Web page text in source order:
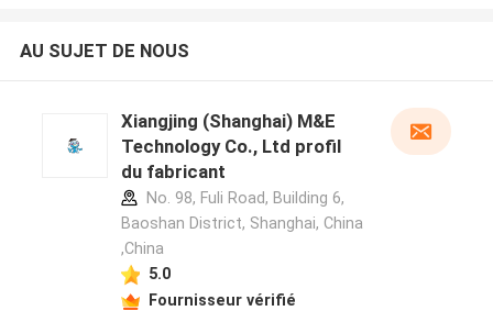
AU SUJET DE NOUS
Xiangjing (Shanghai) M&E
Technology Co., Ltd profil
du fabricant
No. 98, Fuli Road, Building 6,
Baoshan District, Shanghai, China
,China
5.0
Fournisseur vérifié